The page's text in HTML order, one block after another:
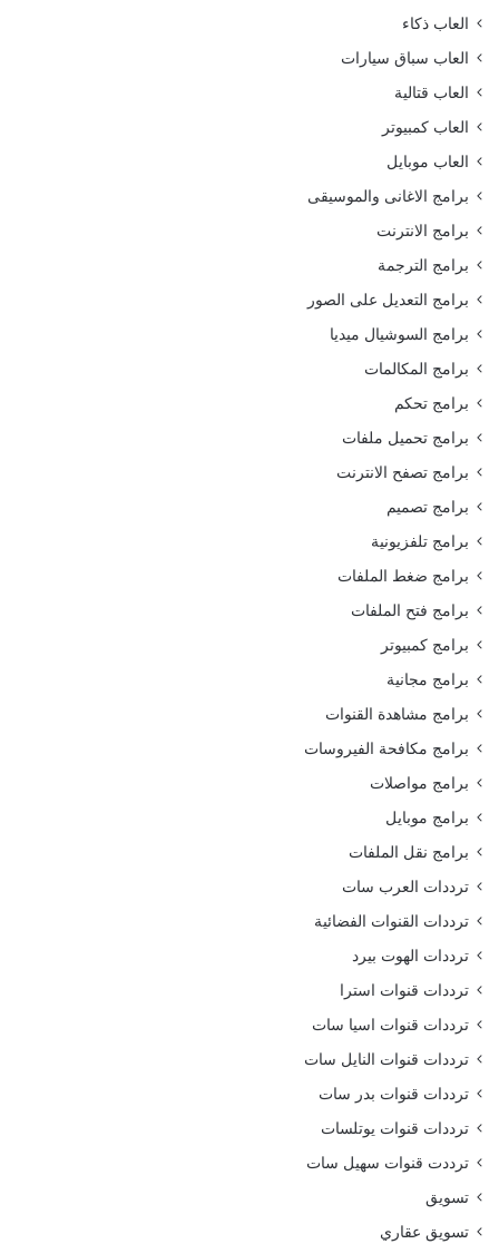
العاب ذكاء
العاب سباق سيارات
العاب قتالية
العاب كمبيوتر
العاب موبايل
برامج الاغانى والموسيقى
برامج الانترنت
برامج الترجمة
برامج التعديل على الصور
برامج السوشيال ميديا
برامج المكالمات
برامج تحكم
برامج تحميل ملفات
برامج تصفح الانترنت
برامج تصميم
برامج تلفزيونية
برامج ضغط الملفات
برامج فتح الملفات
برامج كمبيوتر
برامج مجانية
برامج مشاهدة القنوات
برامج مكافحة الفيروسات
برامج مواصلات
برامج موبايل
برامج نقل الملفات
ترددات العرب سات
ترددات القنوات الفضائية
ترددات الهوت بيرد
ترددات قنوات استرا
ترددات قنوات اسيا سات
ترددات قنوات النايل سات
ترددات قنوات بدر سات
ترددات قنوات يوتلسات
ترددت قنوات سهيل سات
تسويق
تسويق عقاري